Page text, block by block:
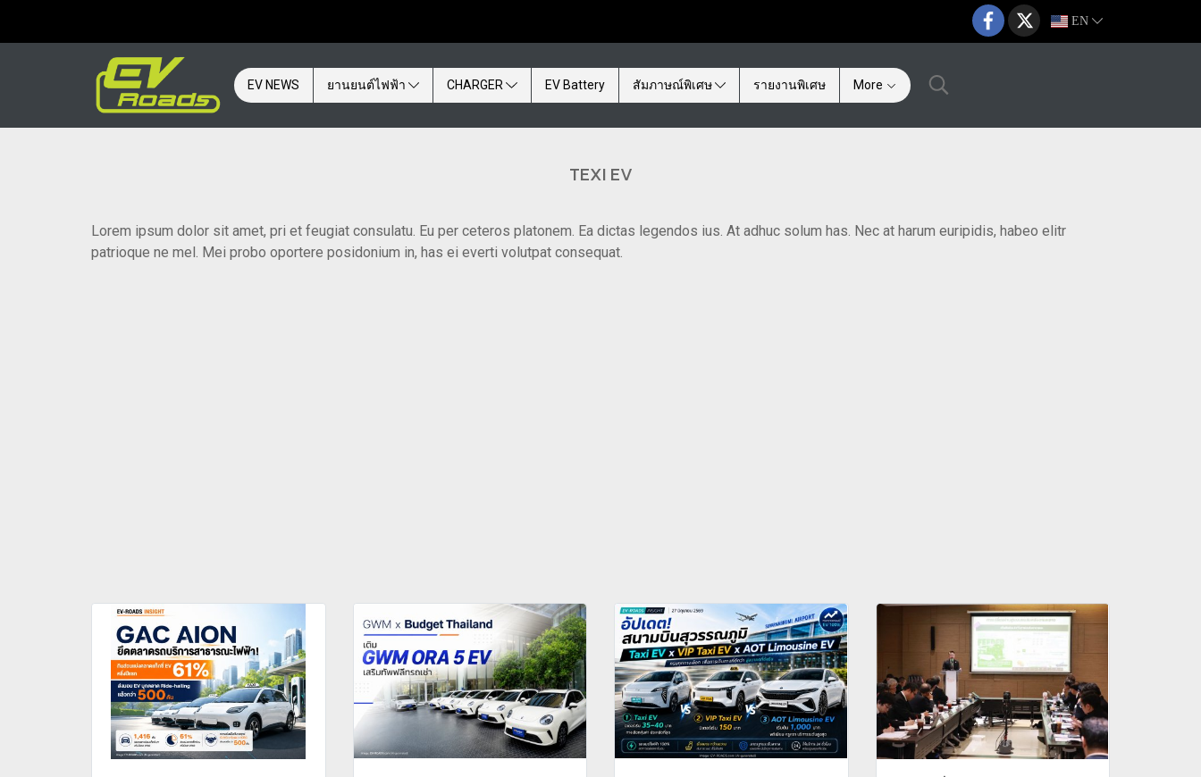
EN
EV NEWS ยานยนต์ไฟฟ้า CHARGER EV Battery สัมภาษณ์พิเศษ รายงานพิเศษ More
TEXI EV
Lorem ipsum dolor sit amet, pri et feugiat consulatu. Eu per ceteros platonem. Ea dictas legendos ius. At adhuc solum has. Nec at harum euripidis, habeo elitr
patrioque ne mel. Mei probo oportere posidonium in, has ei everti volutpat consequat.